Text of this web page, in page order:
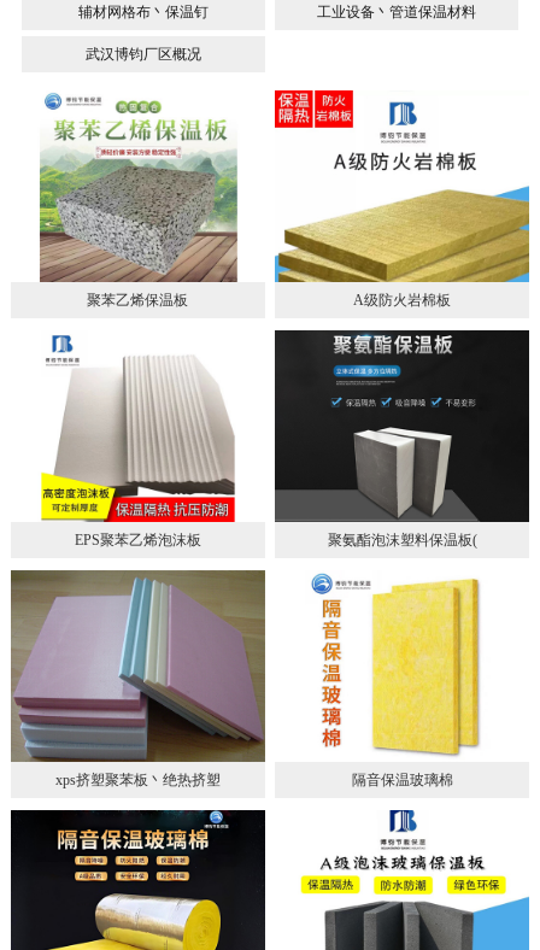
辅材网格布丶保温钉 工业设备丶管道保温材料
武汉博钧厂区概况
聚苯乙烯保温板 A级防火岩棉板
EPS聚苯乙烯泡沫板 聚氨酯泡沫塑料保温板(
xps挤塑聚苯板丶绝热挤塑 隔音保温玻璃棉